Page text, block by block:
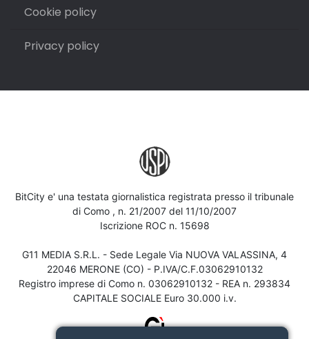
Cookie policy
Privacy policy
BitCity e' una testata giornalistica registrata presso il tribunale
di Como , n. 21/2007 del 11/10/2007
Iscrizione ROC n. 15698
G11 MEDIA S.R.L. - Sede Legale Via NUOVA VALASSINA, 4
22046 MERONE (CO) - P.IVA/C.F.03062910132
Registro imprese di Como n. 03062910132 - REA n. 293834
CAPITALE SOCIALE Euro 30.000 i.v.